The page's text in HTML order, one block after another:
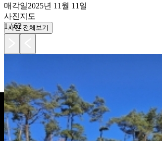
매각일2025년 11월 11일
사진지도
1 /62
사진 전체보기